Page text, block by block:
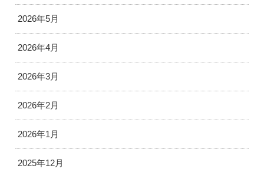
2026年5月
2026年4月
2026年3月
2026年2月
2026年1月
2025年12月